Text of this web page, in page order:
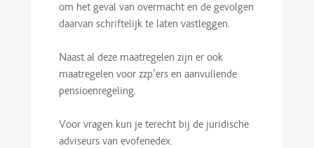
om het geval van overmacht en de gevolgen
daarvan schriftelijk te laten vastleggen.
Naast al deze maatregelen zijn er ook
maatregelen voor zzp’ers en aanvullende
pensioenregeling.
Voor vragen kun je terecht bij de juridische
adviseurs van evofenedex.